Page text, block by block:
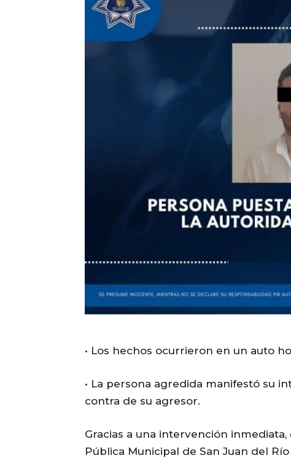
• Los hechos ocurrieron en un auto
• La persona agredida manifestó su
contra de su agresor.
Gracias a una intervención
Pública Municipal de San Juan del